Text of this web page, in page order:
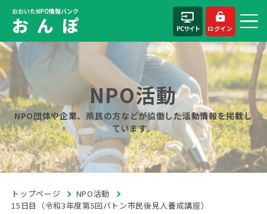
おおいたNPO情報バンク
お ん ぽ PCサイト ログイン
NPO活動
NPO団体や企業、県民の方などが協働した活動情報を掲載し
ています。
トップページ
NPO活動
15日目（令和3年度第5回バトン市民後見人養成講座）